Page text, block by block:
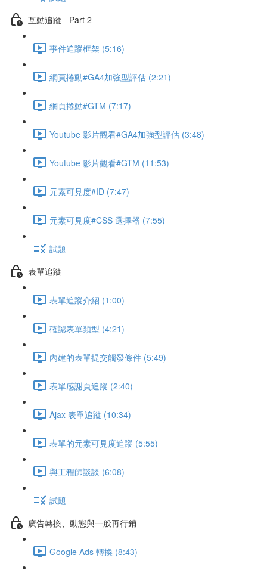
互動追蹤 - Part 2
事件追蹤框架 (5:16)
網頁捲動#GA4加強型評估 (2:21)
網頁捲動#GTM (7:17)
Youtube 影片觀看#GA4加強型評估 (3:48)
Youtube 影片觀看#GTM (11:53)
元素可見度#ID (7:47)
元素可見度#CSS 選擇器 (7:55)
試題
表單追蹤
表單追蹤介紹 (1:00)
確認表單類型 (4:21)
內建的表單提交觸發條件 (5:49)
表單感謝頁追蹤 (2:40)
Ajax 表單追蹤 (10:34)
表單的元素可見度追蹤 (5:55)
與工程師談談 (6:08)
試題
廣告轉換、動態與一般再行銷
Google Ads 轉換 (8:43)